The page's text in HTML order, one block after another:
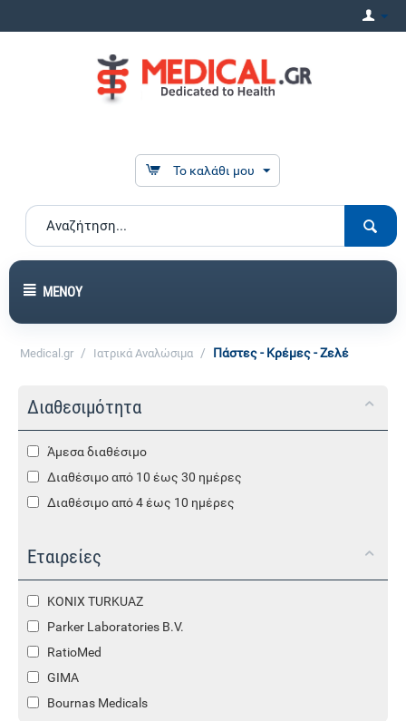
Το καλάθι μου
ΜΕΝΟΎ
Medical.gr / Ιατρικά Αναλώσιμα / Πάστες - Κρέμες - Ζελέ
Διαθεσιμότητα
Άμεσα διαθέσιμο
Διαθέσιμο από 10 έως 30 ημέρες
Διαθέσιμο από 4 έως 10 ημέρες
Εταιρείες
KONIX TURKUAZ
Parker Laboratories B.V.
RatioMed
GIMA
Bournas Medicals